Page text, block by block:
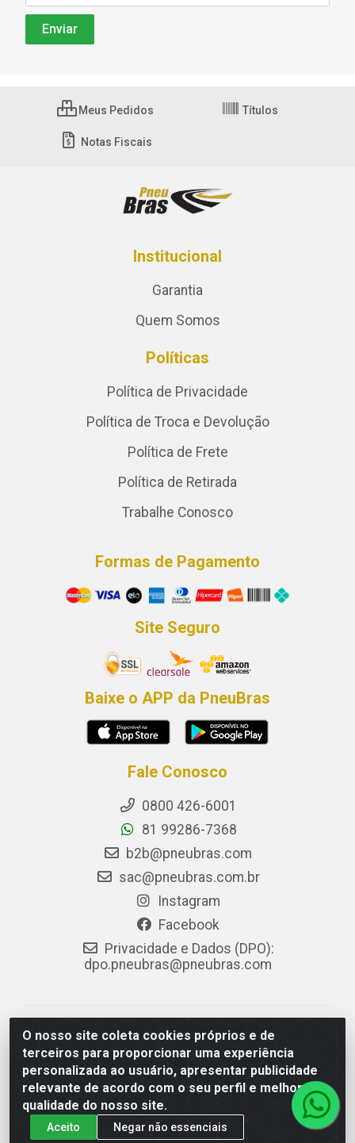
O nosso site coleta cookies próprios e de
terceiros para proporcionar uma experiência
personalizada ao usuário, apresentar publicidade
relevante de acordo com o seu perfil e melhorar a
qualidade do nosso site.
Aceito Negar não essenciais
Meus Pedidos Títulos
Notas Fiscais
Institucional
Garantia
Quem Somos
Políticas
Política de Privacidade
Política de Troca e Devolução
Política de Frete
Política de Retirada
Trabalhe Conosco
Formas de Pagamento
Site Seguro
Baixe o APP da PneuBras
Fale Conosco
0800 426-6001
81 99286-7368
b2b@pneubras.com
sac@pneubras.com.br
Instagram
Facebook
Privacidade e Dados (DPO):
dpo.pneubras@pneubras.com
PneuBras - Rodovia BR-101, KM 82 - Prazeres,
Jaboatão dos Guararapes/PE - CEP 54.335-000 - CNPJ
08.678.386/0001-05 - Pneubras Comércio de Pneus
Ltda